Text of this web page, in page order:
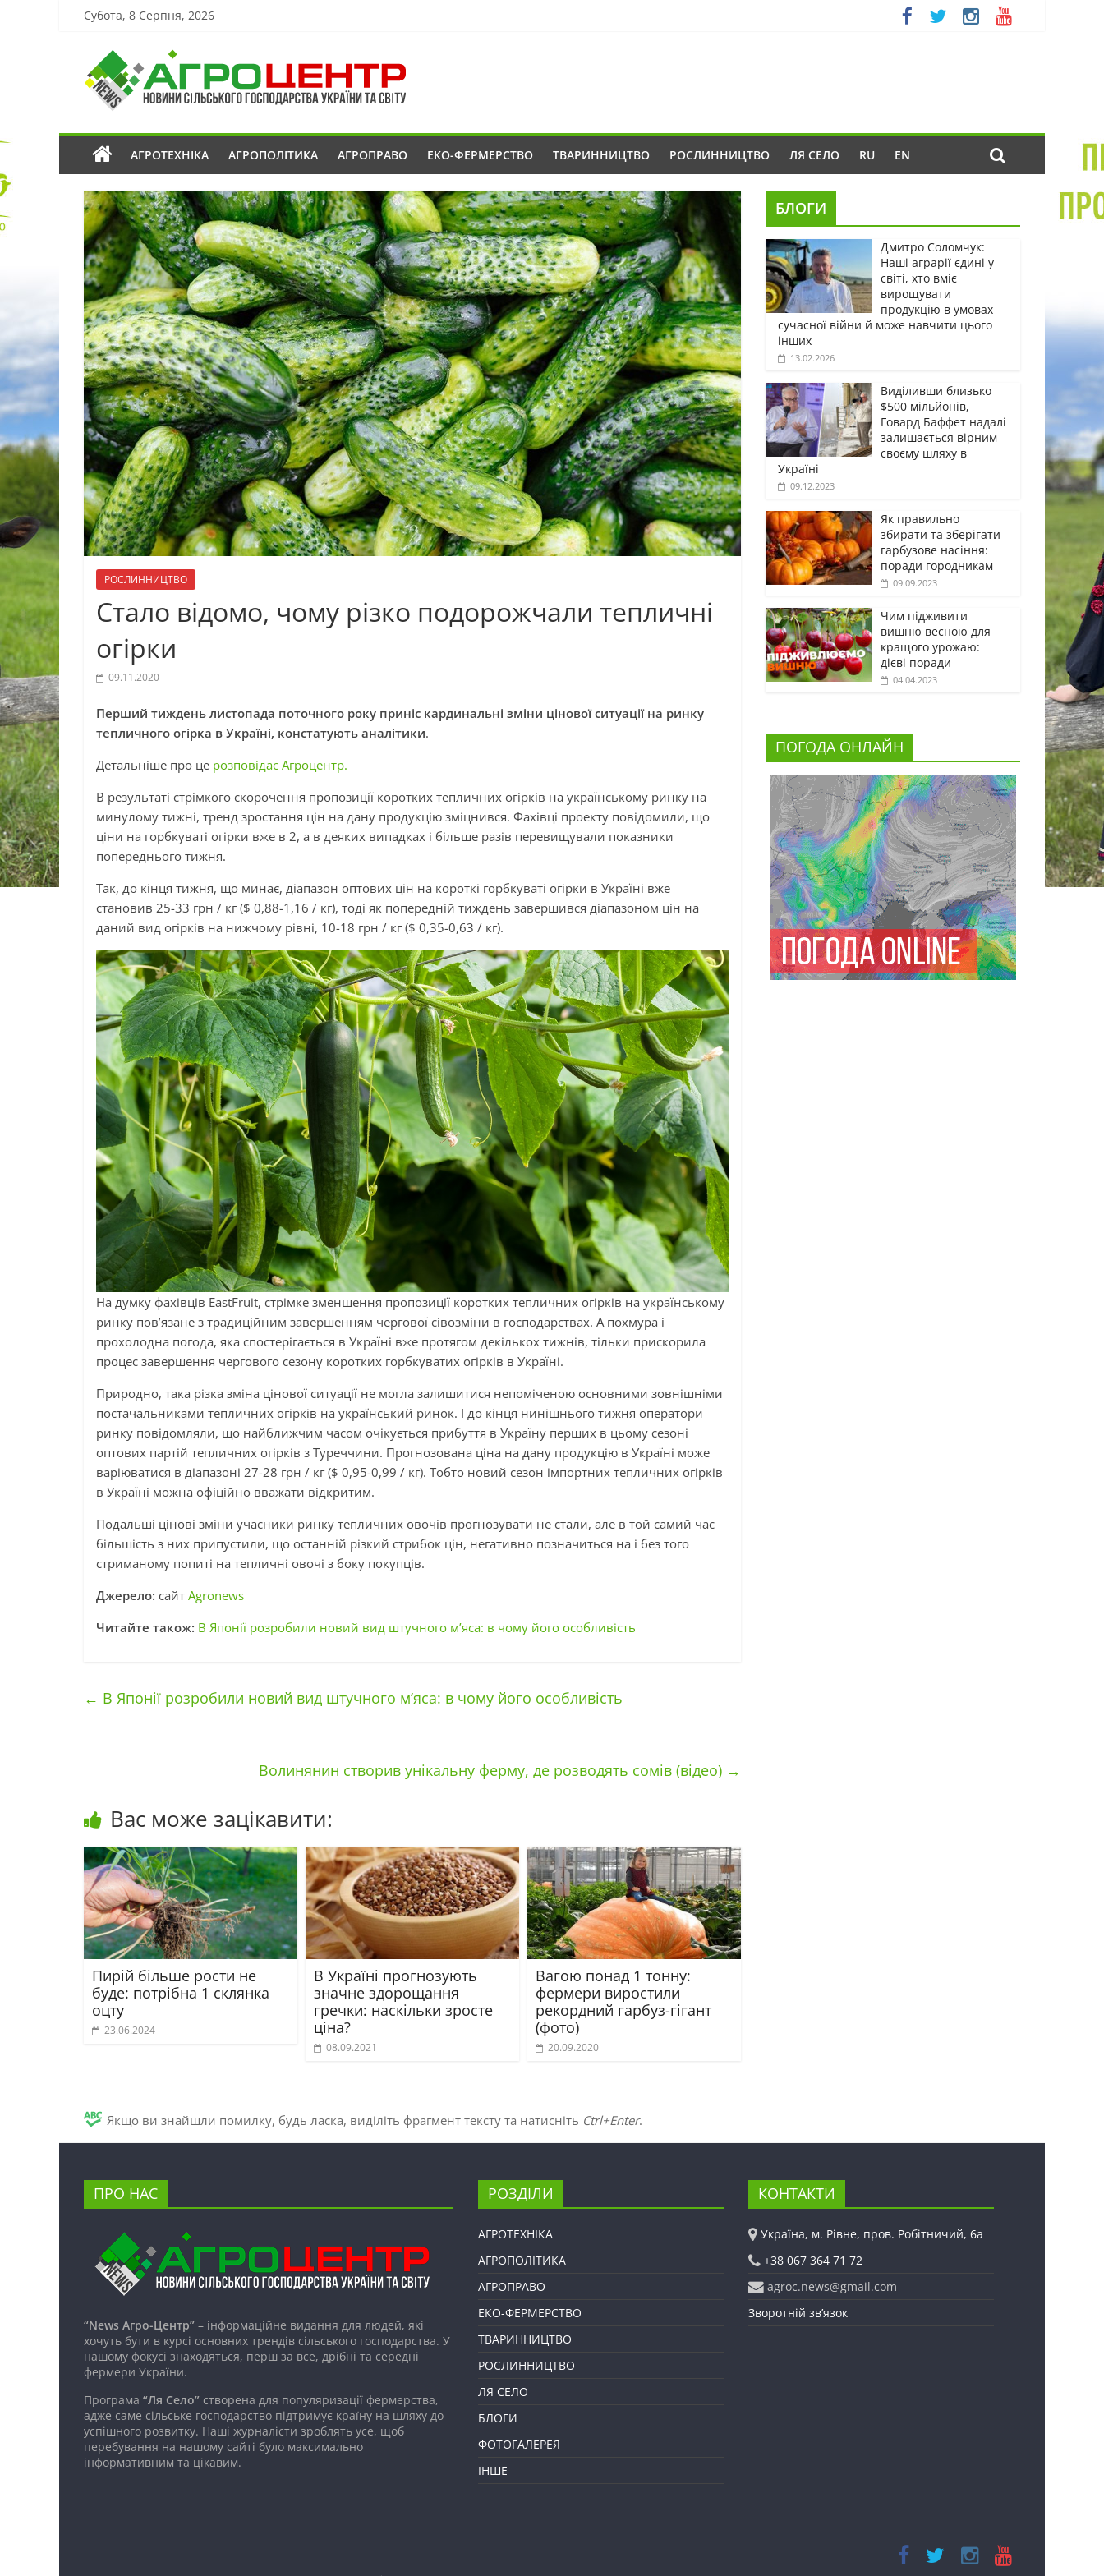
Субота, 8 Серпня, 2026
АГРОТЕХНІКА АГРОПОЛІТИКА АГРОПРАВО ЕКО-ФЕРМЕРСТВО ТВАРИННИЦТВО РОСЛИННИЦТВО ЛЯ СЕЛО RU EN
РОСЛИННИЦТВО
Стало відомо, чому різко подорожчали тепличні
огірки
09.11.2020
Перший тиждень листопада поточного року приніс кардинальні зміни цінової ситуації на ринку
тепличного огірка в Україні, констатують аналітики.
Детальніше про це розповідає Агроцентр.
В результаті стрімкого скорочення пропозиції коротких тепличних огірків на українському ринку на
минулому тижні, тренд зростання цін на дану продукцію зміцнився. Фахівці проекту повідомили, що
ціни на горбкуваті огірки вже в 2, а в деяких випадках і більше разів перевищували показники
попереднього тижня.
Так, до кінця тижня, що минає, діапазон оптових цін на короткі горбкуваті огірки в Україні вже
становив 25-33 грн / кг ($ 0,88-1,16 / кг), тоді як попередній тиждень завершився діапазоном цін на
даний вид огірків на нижчому рівні, 10-18 грн / кг ($ 0,35-0,63 / кг).
На думку фахівців EastFruit, стрімке зменшення пропозиції коротких тепличних огірків на українському
ринку пов’язане з традиційним завершенням чергової сівозміни в господарствах. А похмура і
прохолодна погода, яка спостерігається в Україні вже протягом декількох тижнів, тільки прискорила
процес завершення чергового сезону коротких горбкуватих огірків в Україні.
Природно, така різка зміна цінової ситуації не могла залишитися непоміченою основними зовнішніми
постачальниками тепличних огірків на український ринок. І до кінця нинішнього тижня оператори
ринку повідомляли, що найближчим часом очікується прибуття в Україну перших в цьому сезоні
оптових партій тепличних огірків з Туреччини. Прогнозована ціна на дану продукцію в Україні може
варіюватися в діапазоні 27-28 грн / кг ($ 0,95-0,99 / кг). Тобто новий сезон імпортних тепличних огірків
в Україні можна офіційно вважати відкритим.
Подальші цінові зміни учасники ринку тепличних овочів прогнозувати не стали, але в той самий час
більшість з них припустили, що останній різкий стрибок цін, негативно позначиться на і без того
стриманому попиті на тепличні овочі з боку покупців.
Джерело: сайт Agronews
Читайте також: В Японії розробили новий вид штучного м’яса: в чому його особливість
← В Японії розробили новий вид штучного м’яса: в чому його особливість
Волинянин створив унікальну ферму, де розводять сомів (відео) →
Вас може зацікавити:
Пирій більше рости не
буде: потрібна 1 склянка
оцту
23.06.2024
В Україні прогнозують
значне здорощання
гречки: наскільки зросте
ціна?
08.09.2021
Вагою понад 1 тонну:
фермери виростили
рекордний гарбуз-гігант
(фото)
20.09.2020
БЛОГИ
Дмитро Соломчук:
Наші аграрії єдині у
світі, хто вміє
вирощувати
продукцію в умовах
сучасної війни й може навчити цього
інших
13.02.2026
Виділивши близько
$500 мільйонів,
Говард Баффет надалі
залишається вірним
своєму шляху в
Україні
09.12.2023
Як правильно
збирати та зберігати
гарбузове насіння:
поради городникам
09.09.2023
Чим підживити
вишню весною для
кращого урожаю:
дієві поради
04.04.2023
ПОГОДА ОНЛАЙН
Якщо ви знайшли помилку, будь ласка, виділіть фрагмент тексту та натисніть Ctrl+Enter.
ПРО НАС
“News Агро-Центр” – інформаційне видання для людей, які
хочуть бути в курсі основних трендів сільського господарства. У
нашому фокусі знаходяться, перш за все, дрібні та середні
фермери України.
Програма “Ля Село” створена для популяризації фермерства,
адже саме сільське господарство підтримує країну на шляху до
успішного розвитку. Наші журналісти зроблять усе, щоб
перебування на нашому сайті було максимально
інформативним та цікавим.
РОЗДІЛИ
АГРОТЕХНІКА
АГРОПОЛІТИКА
АГРОПРАВО
ЕКО-ФЕРМЕРСТВО
ТВАРИННИЦТВО
РОСЛИННИЦТВО
ЛЯ СЕЛО
БЛОГИ
ФОТОГАЛЕРЕЯ
ІНШЕ
КОНТАКТИ
Україна, м. Рівне, пров. Робітничий, 6а
+38 067 364 71 72
agroc.news@gmail.com
Зворотній зв’язок